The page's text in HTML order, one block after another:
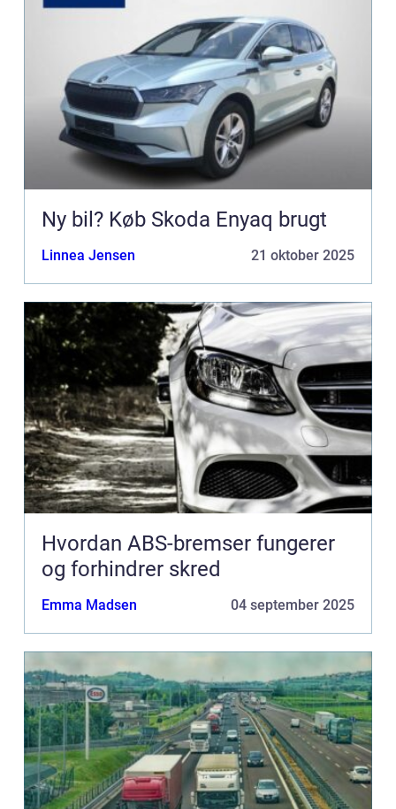
Ny bil? Køb Skoda Enyaq brugt
Linnea Jensen 21 oktober 2025
Hvordan ABS-bremser fungerer
og forhindrer skred
Emma Madsen 04 september 2025